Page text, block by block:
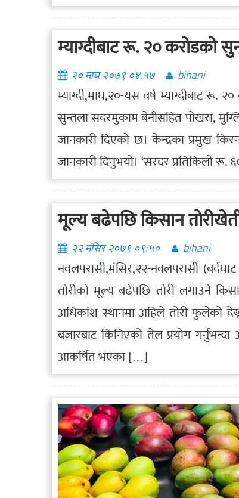
म्याग्दीबाट रू. २० करोडको
२० माघ २०७९ ०४:५७ bihani
म्याग्दी,माघ,२०-यस वर्ष म्याग्दीबाट रू.
सुन्तला सदरमुकाम बेनीसहित पोखरा,
जानकारी दिएको छ। केन्द्रका प्रमुख
जानकारी दिनुभयो। ‘सरदर प्रतिकिलो
मूल्य बढेपछि किसान
२२ मंसिर २०७९ ०९:५० bihani
नवलपरासी,मंसिर,२२-नवलपरासी
तोरीको मूल्य बढेपछि तोरी लगाउने
अधिकांश स्थानमा अहिले तोरी फुलेको
बजारबाट किनिएको तेल प्रयोग
आकर्षित भएका […]